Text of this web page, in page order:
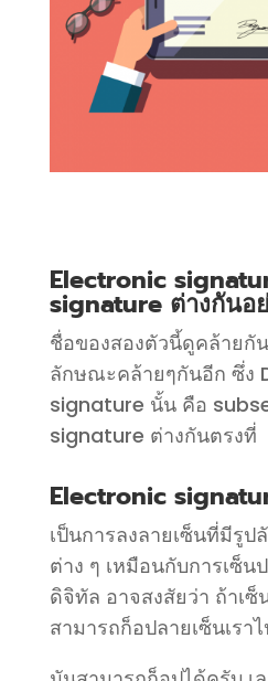
Electronic
signature ต่างกันอ
ชื่อของสองตัวนี้ดูคล้ายกั
ลักษณะคล้ายๆกันอีก ซึ่ง
signature นั้น คือ
signature ต่างกันตรงที่
Electronic
เป็นการลงลายเซ็นที่มีรู
ต่าง ๆ เหมือนกับการเซ็
ดิจิทัล อาจสงสัยว่า ถ้าเ
สามารถก็อปลายเซ็นเรา